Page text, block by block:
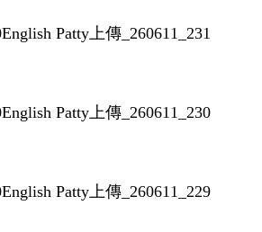
Patty上傳_260611_231
Patty上傳_260611_230
Patty上傳_260611_229